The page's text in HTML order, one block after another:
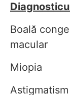
Boală
macular
Miopia
Astigmatism